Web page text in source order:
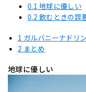
0.1 地球に優しい
0.2 飲むときの罪
1 ガルバニーナドリ
2 まとめ
地球に優しい